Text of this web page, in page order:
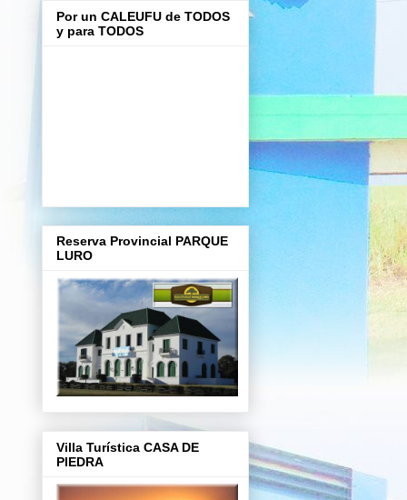
Por un CALEUFU de TODOS
y para TODOS
Reserva Provincial PARQUE
LURO
Villa Turística CASA DE
PIEDRA